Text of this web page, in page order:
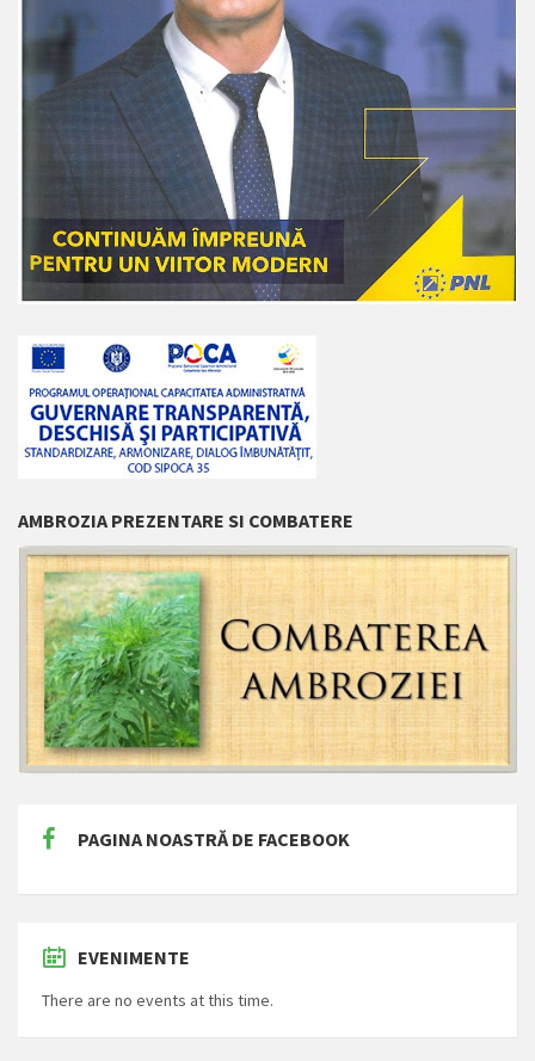
AMBROZIA PREZENTARE SI COMBATERE
PAGINA NOASTRĂ DE FACEBOOK
EVENIMENTE
There are no events at this time.